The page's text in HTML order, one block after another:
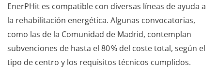
EnerPHit es compatible con diversas líneas de ayuda a
la rehabilitación energética. Algunas convocatorias,
como las de la Comunidad de Madrid, contemplan
subvenciones de hasta el 80 % del coste total, según el
tipo de centro y los requisitos técnicos cumplidos.